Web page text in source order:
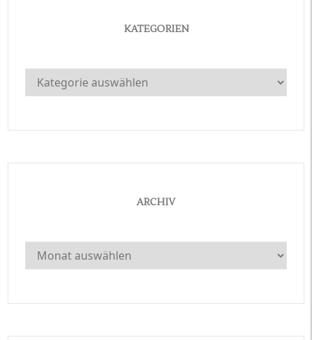
KATEGORIEN
Kategorien
ARCHIV
Archiv